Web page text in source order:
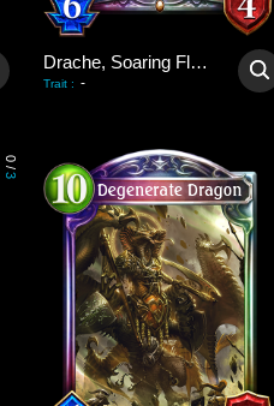
Drache, Soaring Flare
Trait : -
0
/
3